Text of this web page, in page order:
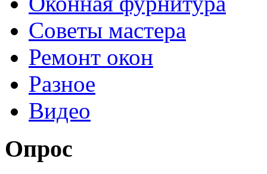
Советы мастера
Ремонт окон
Разное
Видео
Опрос